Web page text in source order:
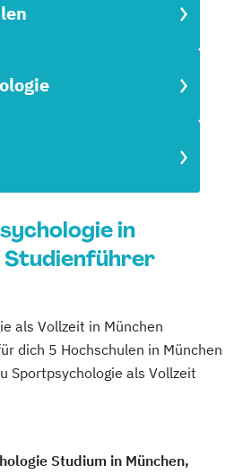
in
Studienführer
als Vollzeit in München
dich 5 Hochschulen in München
Sportpsychologie als Vollzeit
Studium in München,